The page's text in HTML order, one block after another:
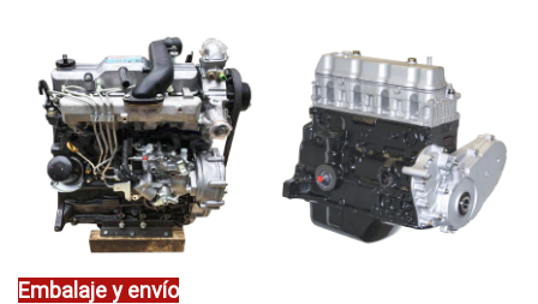
Embalaje y envío